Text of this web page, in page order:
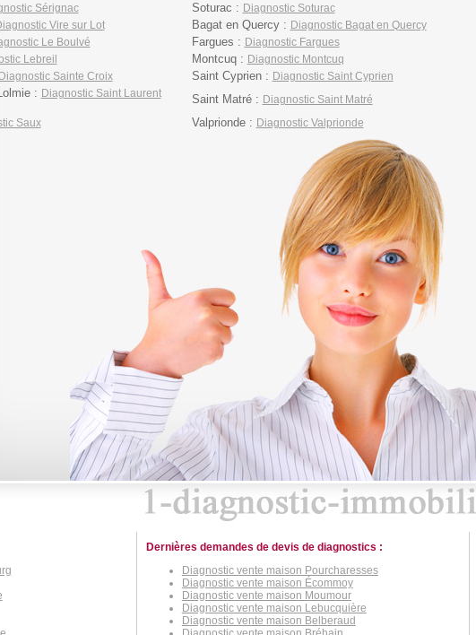
Sérignac Soturac : Diagnostic Soturac
Vire sur Lot Bagat en Quercy : Diagnostic Bagat en Quercy
Le Boulvé Fargues : Diagnostic Fargues
Lebreil Montcuq : Diagnostic Montcuq
Diagnostic Sainte Croix Saint Cyprien : Diagnostic Saint Cyprien
: Diagnostic Saint Laurent
Saint Matré : Diagnostic Saint Matré
Saux Valprionde : Diagnostic Valprionde
Dernières demandes de devis de diagnostics :
Diagnostic vente maison Pourcharesses
Diagnostic vente maison Écommoy
Diagnostic vente maison Moumour
Diagnostic vente maison Lebucquière
Diagnostic vente maison Belberaud